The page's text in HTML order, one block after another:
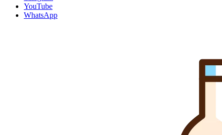
YouTube
WhatsApp